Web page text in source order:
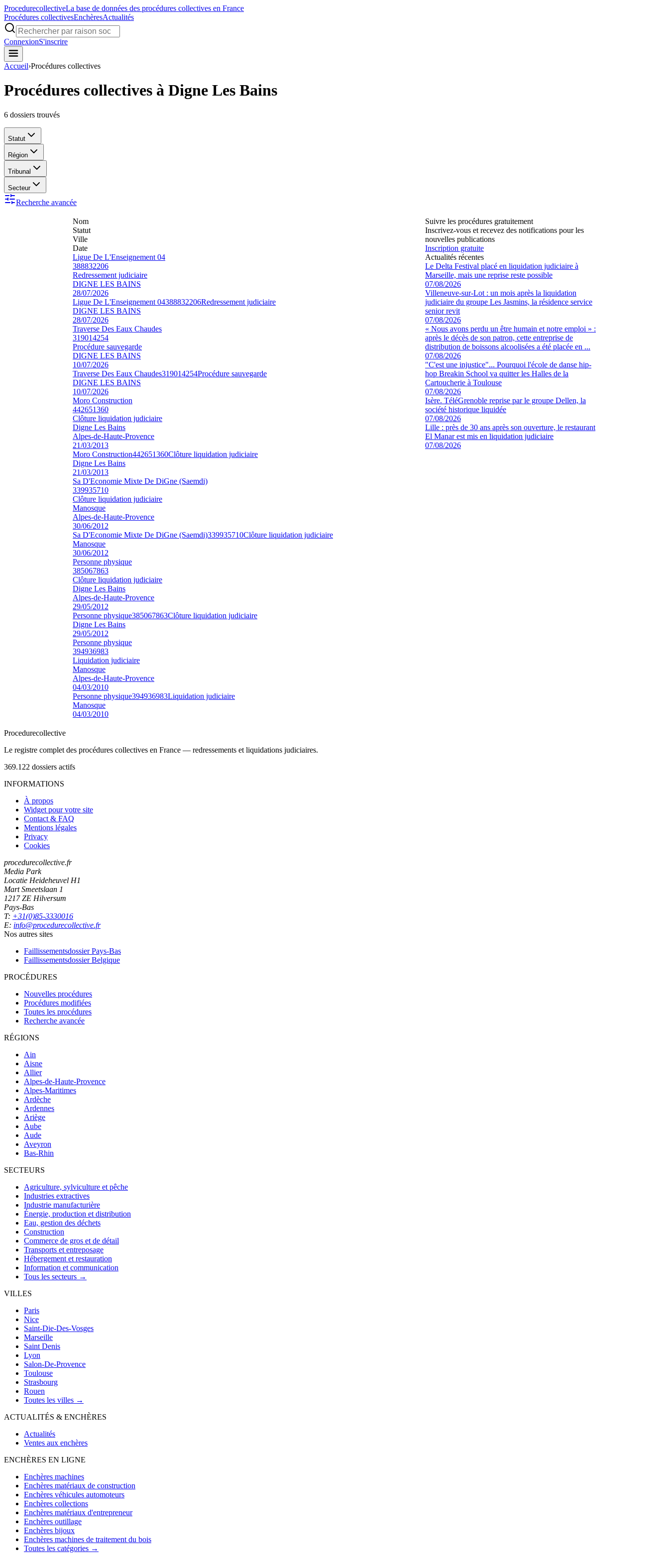
ProcedurecollectiveLa base de données des procédures collectives en France
Procédures collectivesEnchèresActualités
ConnexionS'inscrire
Accueil›Procédures collectives
Procédures collectives à Digne Les Bains
6 dossiers trouvés
Statut
Région
Tribunal
Secteur
Recherche avancée
Nom
Statut
Ville
Date
Ligue De L'Enseignement 04
388832206
Redressement judiciaire
DIGNE LES BAINS
28/07/2026
Ligue De L'Enseignement 04388832206Redressement judiciaire
DIGNE LES BAINS
28/07/2026
Traverse Des Eaux Chaudes
319014254
Procédure sauvegarde
DIGNE LES BAINS
10/07/2026
Traverse Des Eaux Chaudes319014254Procédure sauvegarde
DIGNE LES BAINS
10/07/2026
Moro Construction
442651360
Clôture liquidation judiciaire
Digne Les Bains
Alpes-de-Haute-Provence
21/03/2013
Moro Construction442651360Clôture liquidation judiciaire
Digne Les Bains
21/03/2013
Sa D'Economie Mixte De DiGne (Saemdi)
339935710
Clôture liquidation judiciaire
Manosque
Alpes-de-Haute-Provence
30/06/2012
Sa D'Economie Mixte De DiGne (Saemdi)339935710Clôture liquidation judiciaire
Manosque
30/06/2012
Personne physique
385067863
Clôture liquidation judiciaire
Digne Les Bains
Alpes-de-Haute-Provence
29/05/2012
Personne physique385067863Clôture liquidation judiciaire
Digne Les Bains
29/05/2012
Personne physique
394936983
Liquidation judiciaire
Manosque
Alpes-de-Haute-Provence
04/03/2010
Personne physique394936983Liquidation judiciaire
Manosque
04/03/2010
Suivre les procédures gratuitement
Inscrivez-vous et recevez des notifications pour les
nouvelles publications
Inscription gratuite
Actualités récentes
Le Delta Festival placé en liquidation judiciaire à
Marseille, mais une reprise reste possible
07/08/2026
Villeneuve-sur-Lot : un mois après la liquidation
judiciaire du groupe Les Jasmins, la résidence service
senior revit
07/08/2026
« Nous avons perdu un être humain et notre emploi » :
après le décès de son patron, cette entreprise de
distribution de boissons alcoolisées a été placée en ...
07/08/2026
"C'est une injustice"... Pourquoi l'école de danse hip-
hop Breakin School va quitter les Halles de la
Cartoucherie à Toulouse
07/08/2026
Isère. TéléGrenoble reprise par le groupe Dellen, la
société historique liquidée
07/08/2026
Lille : près de 30 ans après son ouverture, le restaurant
El Manar est mis en liquidation judiciaire
07/08/2026
Procedurecollective
Le registre complet des procédures collectives en France — redressements et liquidations judiciaires.
369.122 dossiers actifs
INFORMATIONS
À propos
Widget pour votre site
Contact & FAQ
Mentions légales
Privacy
Cookies
procedurecollective.fr
Media Park
Locatie Heideheuvel H1
Mart Smeetslaan 1
1217 ZE Hilversum
Pays-Bas
T: +31(0)85-3330016
E: info@procedurecollective.fr
Nos autres sites
Faillissementsdossier Pays-Bas
Faillissementsdossier Belgique
PROCÉDURES
Nouvelles procédures
Procédures modifiées
Toutes les procédures
Recherche avancée
RÉGIONS
Ain
Aisne
Allier
Alpes-de-Haute-Provence
Alpes-Maritimes
Ardèche
Ardennes
Ariège
Aube
Aude
Aveyron
Bas-Rhin
SECTEURS
Agriculture, sylviculture et pêche
Industries extractives
Industrie manufacturière
Énergie, production et distribution
Eau, gestion des déchets
Construction
Commerce de gros et de détail
Transports et entreposage
Hébergement et restauration
Information et communication
Tous les secteurs →
VILLES
Paris
Nice
Saint-Die-Des-Vosges
Marseille
Saint Denis
Lyon
Salon-De-Provence
Toulouse
Strasbourg
Rouen
Toutes les villes →
ACTUALITÉS & ENCHÈRES
Actualités
Ventes aux enchères
ENCHÈRES EN LIGNE
Enchères machines
Enchères matériaux de construction
Enchères véhicules automoteurs
Enchères collections
Enchères matériaux d'entrepreneur
Enchères outillage
Enchères bijoux
Enchères machines de traitement du bois
Toutes les catégories →